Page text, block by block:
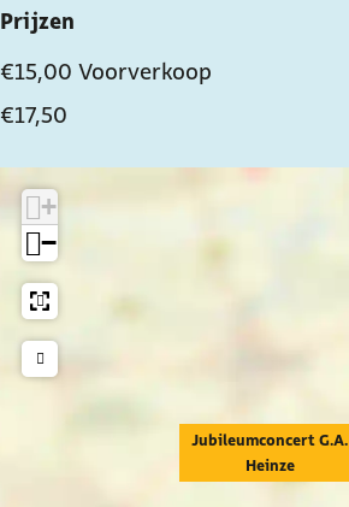
Prijzen
€ 15,00 Voorverkoop
€ 17,50
Jubileumconcert G.A.
Heinze
+
−